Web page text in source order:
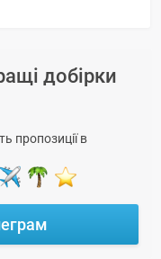
добірки
пропозиції в